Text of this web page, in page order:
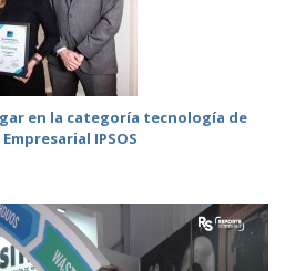
en la categoría tecnología de
IPSOS